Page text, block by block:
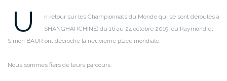
U
n retour sur les Championnats du Monde qui se sont déroulés à
SHANGHAI (CHINE) du 16 au 24 octobre 2019, où Raymond et
Simon BAUR ont décroché la neuvième place mondiale.
Nous sommes fiers de leurs parcours.